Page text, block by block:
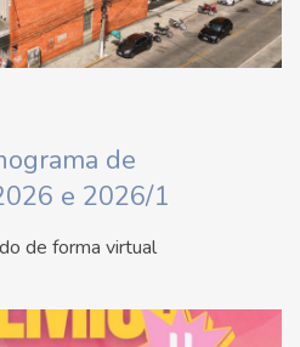
de
e 2026/1
de forma virtual